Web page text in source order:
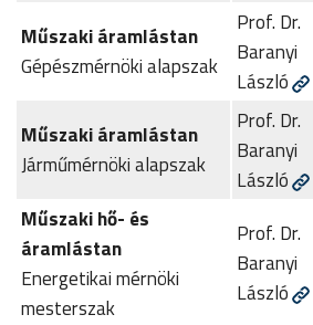
Műszaki áramlástan
Gépészmérnöki alapszak
Prof. Dr.
Baranyi
László
Műszaki áramlástan
Járműmérnöki alapszak
Prof. Dr.
Baranyi
László
Műszaki hő- és
áramlástan
Energetikai mérnöki
mesterszak
Prof. Dr.
Baranyi
László